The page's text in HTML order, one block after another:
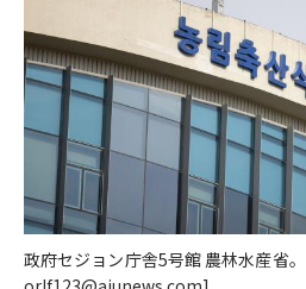
政府セジョン庁舎5号館 農林水産省